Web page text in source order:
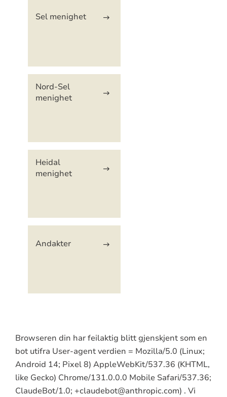
Sel menighet
Nord-Sel
menighet
Heidal
menighet
Andakter
Browseren din har feilaktig blitt gjenskjent som en
bot utifra User-agent verdien = Mozilla/5.0 (Linux;
Android 14; Pixel 8) AppleWebKit/537.36 (KHTML,
like Gecko) Chrome/131.0.0.0 Mobile Safari/537.36;
ClaudeBot/1.0; +claudebot@anthropic.com) . Vi